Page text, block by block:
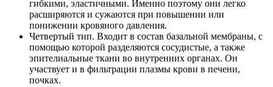
гибкими, эластичными. Именно поэтому они легко
расширяются и сужаются при повышении или
понижении кровяного давления.
Четвертый тип. Входит в состав базальной мембраны, с
помощью которой разделяются сосудистые, а также
эпителиальные ткани во внутренних органах. Он
участвует и в фильтрации плазмы крови в печени,
почках.